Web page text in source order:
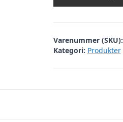
Varenummer (SKU):
Kategori: Produkter